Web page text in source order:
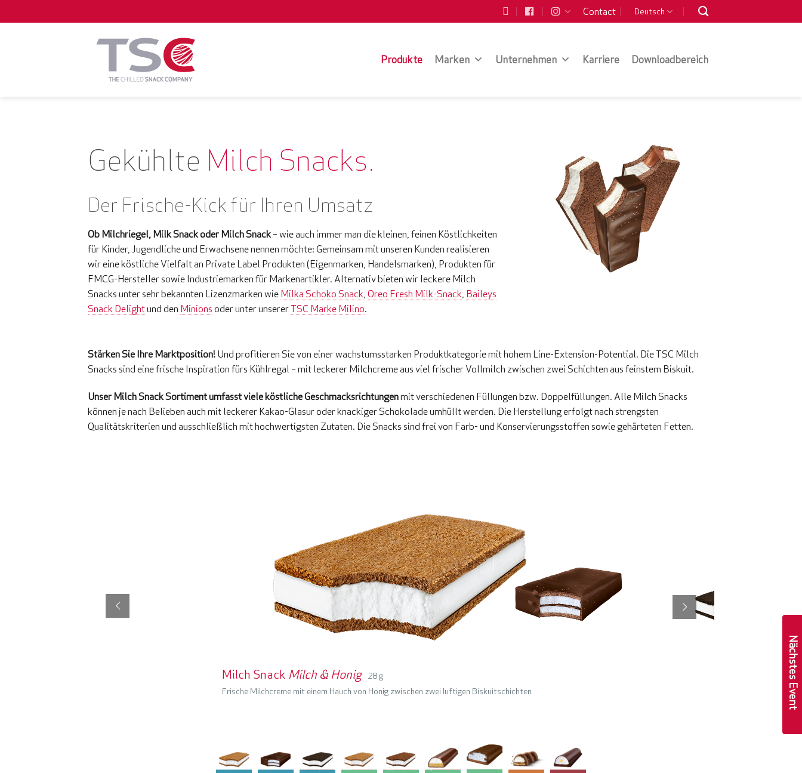
Inhalt
Contact Deutsch
Produkte Marken Unternehmen Karriere Downloadbereich
Gekühlte Milch Snacks.
Der Frische-Kick für Ihren Umsatz
Ob Milchriegel, Milk Snack oder Milch Snack– wie auch immer man die kleinen, feinen Köstlichkeiten
für Kinder, Jugendliche und Erwachsene nennen möchte: Gemeinsam mit unseren Kunden realisieren
wir eine köstliche Vielfalt an Private Label Produkten (Eigenmarken, Handelsmarken), Produkten für
FMCG-Hersteller sowie Industriemarken für Markenartikler. Alternativ bieten wir leckere Milch
Snacks unter sehr bekannten Lizenzmarken wie Milka Schoko Snack, Oreo Fresh Milk-Snack, Baileys
Snack Delightund den Minions oder unter unserer TSC Marke Milino.
Stärken Sie Ihre Marktposition! Und profitieren Sie von einer wachstumsstarken Produktkategorie mit hohem Line-Extension-Potential. Die TSC Milch
Snacks sind eine frische Inspiration fürs Kühlregal – mit leckerer Milchcreme aus viel frischer Vollmilch zwischen zwei Schichten aus feinstem Biskuit.
Unser Milch Snack Sortiment umfasst viele köstliche Geschmacksrichtungenmit verschiedenen Füllungen bzw. Doppelfüllungen. Alle Milch Snacks
können je nach Belieben auch mit leckerer Kakao-Glasur oder knackiger Schokolade umhüllt werden. Die Herstellung erfolgt nach strengsten
Qualitätskriterien und ausschließlich mit hochwertigsten Zutaten. Die Snacks sind frei von Farb- und Konservierungsstoffen sowie gehärteten Fetten.
Milch Snack Milch & Honig
28 g
Frische Milchcreme mit einem Hauch von Honig zwischen zwei luftigen Biskuitschichten
Nächstes Event